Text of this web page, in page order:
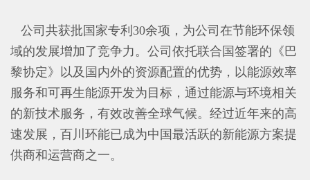
公司共获批国家专利30余项，为公司在节能环保领
域的发展增加了竞争力。公司依托联合国签署的《巴
黎协定》以及国内外的资源配置的优势，以能源效率
服务和可再生能源开发为目标，通过能源与环境相关
的新技术服务，有效改善全球气候。经过近年来的高
速发展，百川环能已成为中国最活跃的新能源方案提
供商和运营商之一。